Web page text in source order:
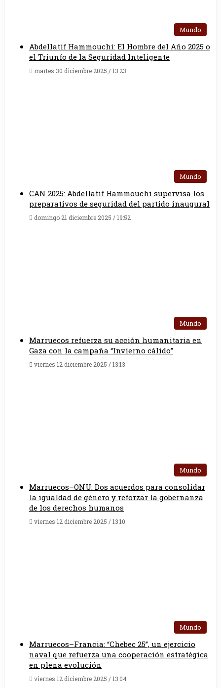
Mundo
Abdellatif Hammouchi: El Hombre del Año 2025 o
el Triunfo de la Seguridad Inteligente
martes 30 diciembre 2025 / 13:23
Mundo
CAN 2025: Abdellatif Hammouchi supervisa los
preparativos de seguridad del partido inaugural
domingo 21 diciembre 2025 / 19:52
Mundo
Marruecos refuerza su acción humanitaria en
Gaza con la campaña “Invierno cálido”
viernes 12 diciembre 2025 / 13:13
Mundo
Marruecos–ONU: Dos acuerdos para consolidar
la igualdad de género y reforzar la gobernanza
de los derechos humanos
viernes 12 diciembre 2025 / 13:10
Mundo
Marruecos–Francia: “Chebec 25”, un ejercicio
naval que refuerza una cooperación estratégica
en plena evolución
viernes 12 diciembre 2025 / 13:04